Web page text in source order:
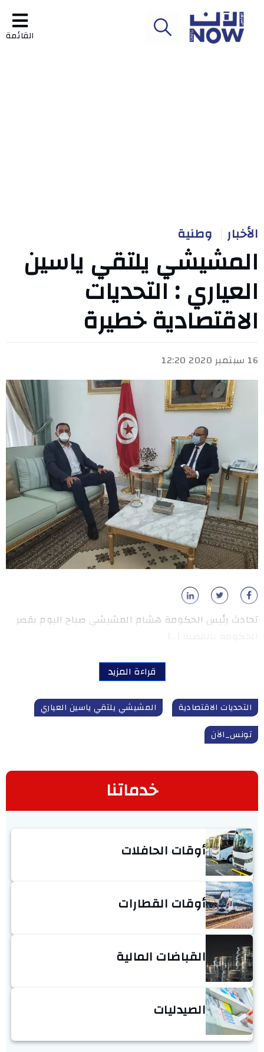
القائمة
الأخبار وطنية
المشيشي يلتقي ياسين
العياري : التحديات
الاقتصادية خطيرة
16 سبتمبر 2020 12:20
تحادث رئيس الحكومة هشام المشيشي صباح اليوم بقصر
قراءة المزيد
التحديات الاقتصادية
المشيشي يلتقي ياسين العياري
تونس_الآن
خدماتنا
أوقات الحافلات
أوقات القطارات
القباضات المالية
الصيدليات